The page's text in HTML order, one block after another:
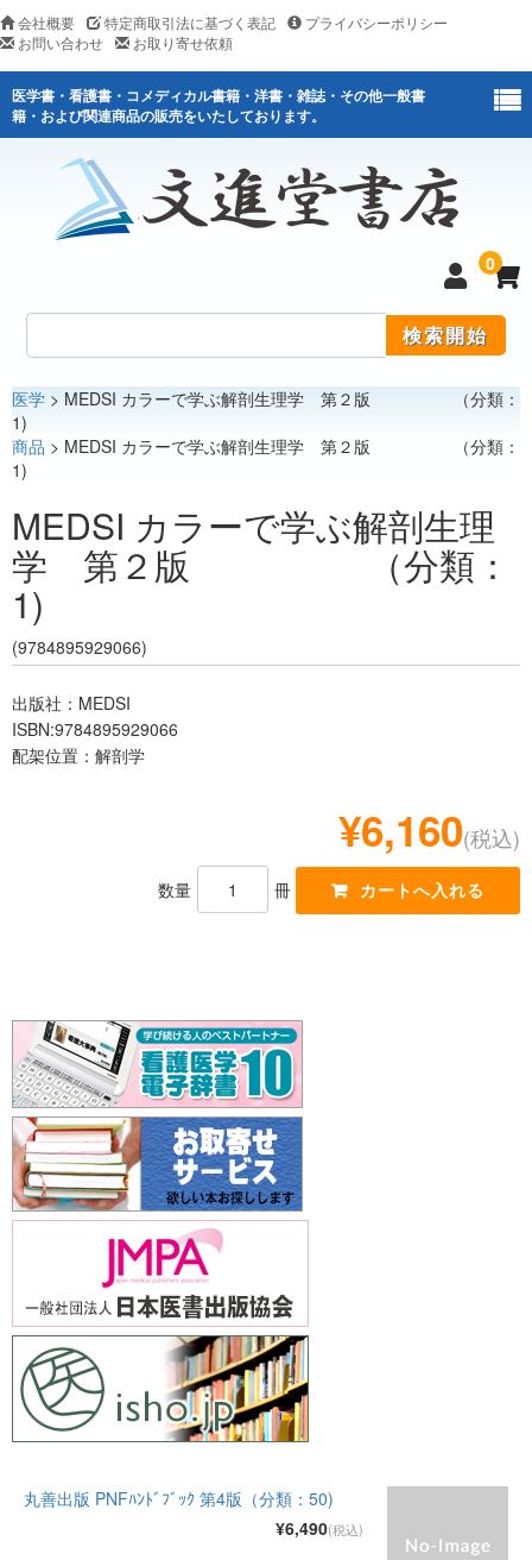
会社概要 特定商取引法に基づく表記
プライバシーポリシー
お問い合わせ
お取り寄せ依頼
医学書・看護書・コメディカル書籍・洋書・雑誌・その他一般書
籍・および関連商品の販売をいたしております。
0
医学
看護
レジデント
医学 > MEDSI カラーで学ぶ解剖生理学 第２版 （分類：
1)
商品 > MEDSI カラーで学ぶ解剖生理学 第２版 （分類：
1)
MEDSI カラーで学ぶ解剖生理
学 第２版 （分類：
1)
(9784895929066)
出版社：MEDSI
ISBN:9784895929066
配架位置：解剖学
¥6,160(税込)
数量 冊
丸善出版 PNFﾊﾝﾄﾞﾌﾞｯｸ 第4版（分類：50)
¥6,490(税込)